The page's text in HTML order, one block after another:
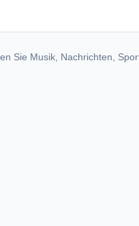
Sie Musik, Nachrichten,